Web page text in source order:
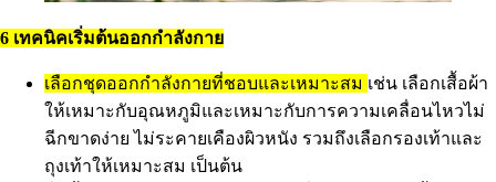
6 เทคนิคเริ่มต้นออกกำลังกาย
เลือกชุดออกกำลังกายที่ชอบและเหมาะสม เช่น เลือกเสื้อผ้า
ให้เหมาะกับอุณหภูมิและเหมาะกับการความเคลื่อนไหวไม่
ฉีกขาดง่าย ไม่ระคายเคืองผิวหนัง รวมถึงเลือกรองเท้าและ
ถุงเท้าให้เหมาะสม เป็นต้น